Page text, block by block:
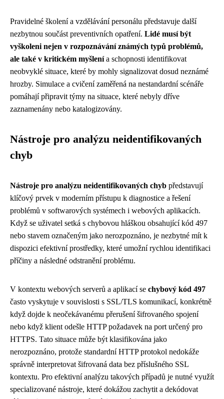
Pravidelné školení a vzdělávání personálu představuje další
nezbytnou součást preventivních opatření. Lidé musí být
vyškoleni nejen v rozpoznávání známých typů problémů,
ale také v kritickém myšlenía schopnosti identifikovat
neobvyklé situace, které by mohly signalizovat dosud neznámé
hrozby. Simulace a cvičení zaměřená na nestandardní scénáře
pomáhají připravit týmy na situace, které nebyly dříve
zaznamenány nebo katalogizovány.
Nástroje pro analýzu neidentifikovaných
chyb
Nástroje pro analýzu neidentifikovaných chyb představují
klíčový prvek v moderním přístupu k diagnostice a řešení
problémů v softwarových systémech i webových aplikacích.
Když se uživatel setká s chybovou hláškou obsahující kód 497
nebo stavem označeným jako nerozpoznáno, je nezbytné mít k
dispozici efektivní prostředky, které umožní rychlou identifikaci
příčiny a následné odstranění problému.
V kontextu webových serverů a aplikací se chybový kód 497
často vyskytuje v souvislosti s SSL/TLS komunikací, konkrétně
když dojde k neočekávanému přerušení šifrovaného spojení
nebo když klient odešle HTTP požadavek na port určený pro
HTTPS. Tato situace může být klasifikována jako
nerozpoznáno, protože standardní HTTP protokol nedokáže
správně interpretovat šifrovaná data bez příslušného SSL
kontextu. Pro efektivní analýzu takových případů je nutné využít
specializované nástroje, které dokážou zachytit a dekódovat